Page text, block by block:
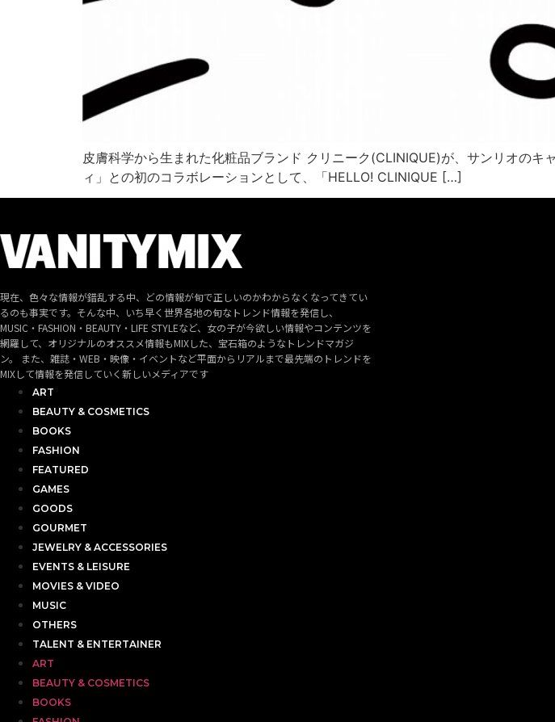
皮膚科学から生まれた化粧品ブランド クリニーク(CLINIQUE)が、サンリオの
ィ」との初のコラボレーションとして、「HELLO! CLINIQUE […]
現在、色々な情報が錯乱する中、どの情報が旬で正しいのかわからなくなってきてい
るのも事実です。そんな中、いち早く世界各地の旬なトレンド情報を発信し、
MUSIC・FASHION・BEAUTY・LIFE STYLEなど、女の子が今欲しい情報やコンテンツを
網羅して、オリジナルのオススメ情報もMIXした、宝石箱のようなトレンドマガジ
ン。 また、雑誌・WEB・映像・イベントなど平面からリアルまで最先端のトレンドを
MIXして情報を発信していく新しいメディアです
ART
BEAUTY & COSMETICS
BOOKS
FASHION
FEATURED
GAMES
GOODS
GOURMET
JEWELRY & ACCESSORIES
EVENTS & LEISURE
MOVIES & VIDEO
MUSIC
OTHERS
TALENT & ENTERTAINER
ART
BEAUTY & COSMETICS
BOOKS